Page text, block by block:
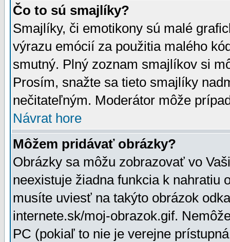
Čo to sú smajlíky?
Smajlíky, či emotikony sú malé
výrazu emócií za použitia malého
smutný. Plný zoznam smajlíkov si
Prosím, snažte sa tieto smajlíky
nečitateľným. Moderátor môže
Návrat hore
Môžem pridávať obrázky?
Obrázky sa môžu zobrazovať vo
neexistuje žiadna funkcia k nahratiu
musíte uviesť na takýto obrázok
internete.sk/moj-obrazok.gif.
PC (pokiaľ to nie je verejne